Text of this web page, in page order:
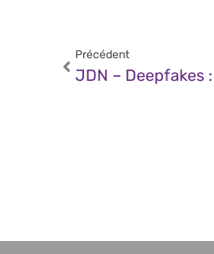
Précédent
JDN – Deepfakes :